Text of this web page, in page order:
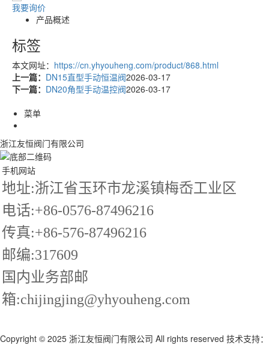
我要询价
产品概述
标签
本文网址： https://cn.yhyouheng.com/product/868.html
上一篇： DN15直型手动恒温阀2026-03-17
下一篇： DN20角型手动温控阀2026-03-17
菜单
浙江友恒阀门有限公司
手机网站
地址:浙江省玉环市龙溪镇梅岙工业区
电话:+86-0576-87496216
传真:+86-576-87496216
邮编:317609
国内业务部邮
箱:chijingjing@yhyouheng.com
Copyright © 2025 浙江友恒阀门有限公司 All rights reserved 技术支持：